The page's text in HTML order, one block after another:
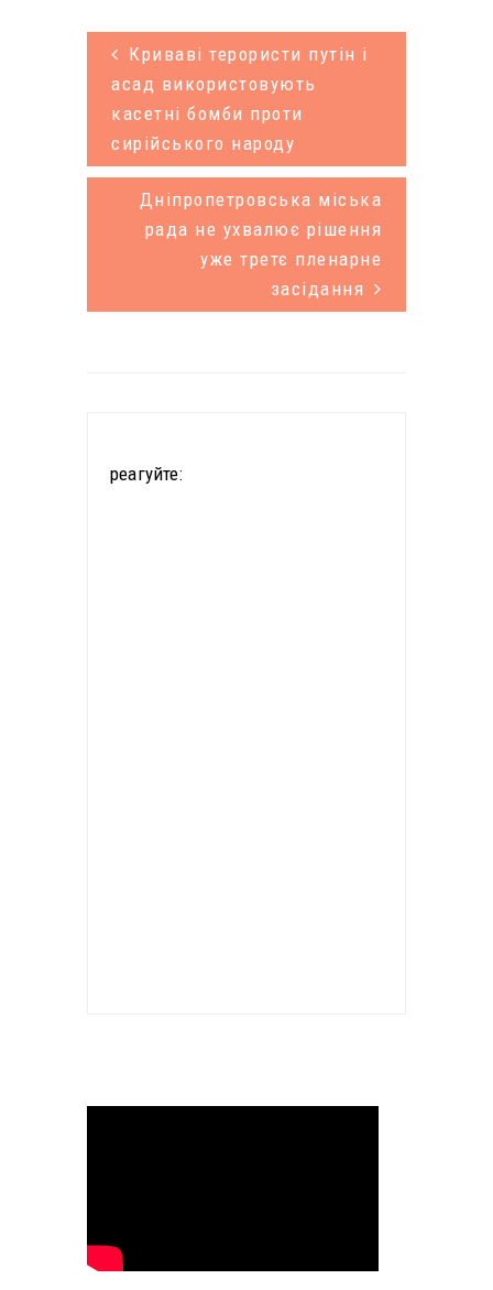
«UA:Перший»
) – «Таємний
кадр СБУ:
Alter Ego
Наумова».
Журналісти
виявили, що
Криваві терористи путін і
асад використовують
касетні бомби проти
сирійського народу
Дніпропетровська міська
рада не ухвалює рішення
уже третє пленарне
засідання
реагуйте: